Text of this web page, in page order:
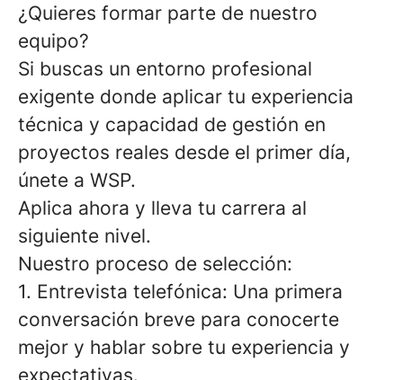
¿Quieres formar parte de nuestro
equipo?
Si buscas un entorno profesional
exigente donde aplicar tu experiencia
técnica y capacidad de gestión en
proyectos reales desde el primer día,
únete a WSP.
Aplica ahora y lleva tu carrera al
siguiente nivel.
Nuestro proceso de selección:
1. Entrevista telefónica: Una primera
conversación breve para conocerte
mejor y hablar sobre tu experiencia y
expectativas.